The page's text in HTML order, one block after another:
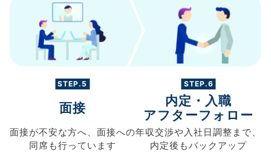
STEP.5
面接
面接が不安な方へ、 面接への
同席も行っています
STEP.6
内定・入職
アフターフォロー
年収交渉や入社日調整まで、
内定後もバックアップ